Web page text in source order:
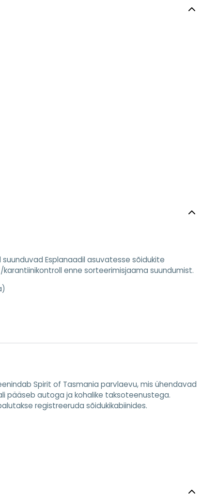
Esplanaadil asuvatesse sõidukite
enne sorteerimisjaama suundumist.
Spirit of Tasmania parvlaevu, mis ühendavad
pääseb autoga ja kohalike taksoteenustega.
registreeruda sõidukikabiinides.